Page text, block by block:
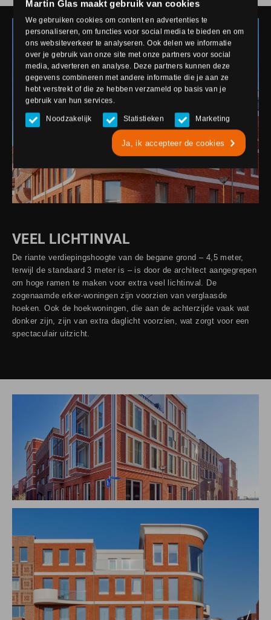
Martin Glas maakt gebruik van cookies
We gebruiken cookies om content en advertenties te
personaliseren, om functies voor social media te bieden en om
ons websiteverkeer te analyseren. Ook delen we informatie
over je gebruik van onze site met onze partners voor social
media, adverteren en analyse. Deze partners kunnen deze
gegevens combineren met andere informatie die je aan ze
hebt verstrekt of die ze hebben verzameld op basis van je
gebruik van hun services.
Noodzakelijk Statistieken Marketing
Ja, ik accepteer de cookies
VEEL LICHTINVAL
De riante verdiepingshoogte van de begane grond – 4,5 meter,
terwijl de standaard 3 meter is – is door de architect aangegrepen
om hoge ramen te maken voor extra veel lichtinval. De
zogenaamde erker-woningen zijn voorzien van verglaasde
hoeken. Ook de hoekwoningen, die aan de achterzijde vaak wat
donker zijn, zijn van extra daglicht voorzien, wat zorgt voor een
spectaculair uitzicht.